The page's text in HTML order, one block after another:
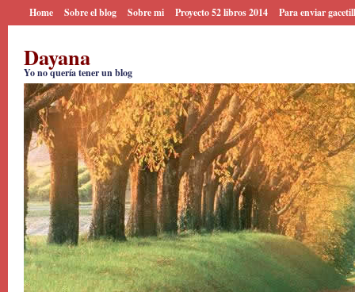
Home Sobre el blog Sobre mi Proyecto 52 libros 2014 Para enviar
Dayana
Yo no quería tener un blog